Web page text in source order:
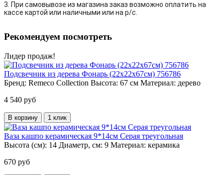
3. При самовывозе из магазина заказ возможно оплатить на
кассе картой или наличными или на р/с.
Рекомендуем посмотреть
Лидер продаж!
Подсвечник из дерева Фонарь (22х22х67см) 756786
Бренд: Remeco Collection Высота: 67 см Материал: дерево
4 540 руб
В корзину 1 клик
Ваза кашпо керамическая 9*14см Серая треугольная
Высота (см): 14 Диаметр, см: 9 Материал: керамика
670 руб